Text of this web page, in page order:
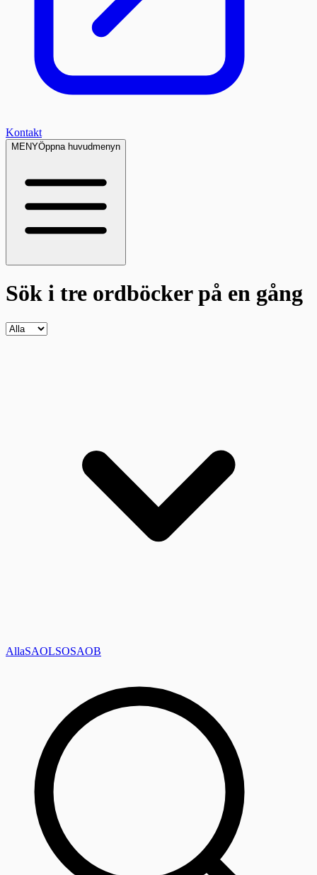
Kontakt
MENYÖppna huvudmenyn
Sök i tre ordböckerpå en gång
AllaSAOLSOSAOB